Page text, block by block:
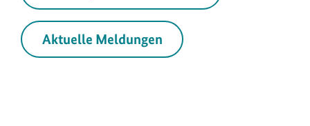
Aktuelle Meldungen